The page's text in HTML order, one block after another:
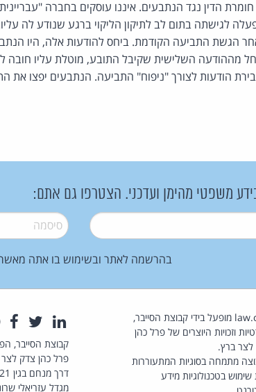
חומרת הדין נגד הנתבעים. איננו עוסקים בחברה
הגשת התביעה הקודמת. ביחס להודעות אלה, היו
מההודעה השלישית שקיבל התובע, מוטלת עליו חובה
הודעות לצורך "ניפוח" התביעה. הנתבעים יפצו את התובע ב-
משפטי מהימן ועדכני. הצטרפו גם אתם:
סיסמה*
בהרשמה לאתר ובשימוש בו אתה
law.co.il מופעל בידי קבוצת הסייבר,
וזכויות היוצרים של פרל כהן
ברץ.
מתמחה בסוגיות המתעוררות
בטכנולוגיות מידע
לינקדאין
קבוצת הסייבר,
פרל כהן צדק
דרך מנחם בגין 121
מגדל עזריאלי